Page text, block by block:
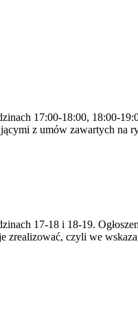
17:00-18:00, 18:00-
z umów zawartych na
17-18 i 18-19.
czyli we